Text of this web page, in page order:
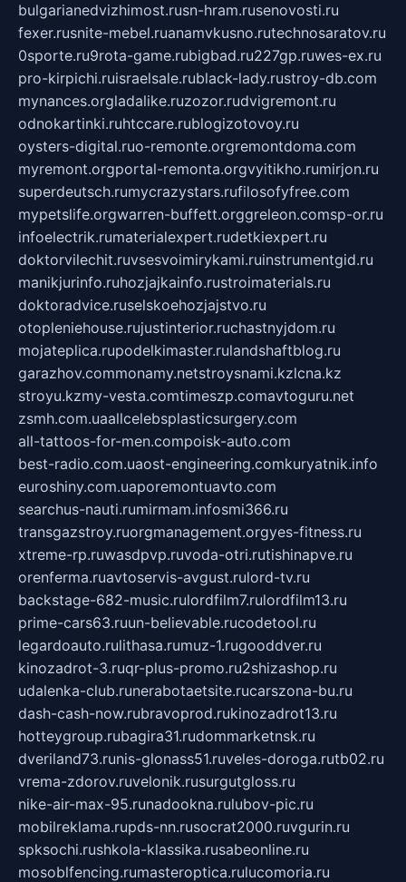
bulgarianedvizhimost.rusn-hram.rusenovosti.ru
fexer.rusnite-mebel.ruanamvkusno.rutechnosaratov.ru
0sporte.ru9rota-game.rubigbad.ru227gp.ruwes-ex.ru
pro-kirpichi.ruisraelsale.rublack-lady.rustroy-db.com
mynances.orgladalike.ruzozor.rudvigremont.ru
odnokartinki.ruhtccare.rublogizotovoy.ru
oysters-digital.ruo-remonte.orgremontdoma.com
myremont.orgportal-remonta.orgvyitikho.rumirjon.ru
superdeutsch.rumycrazystars.rufilosofyfree.com
mypetslife.orgwarren-buffett.orggreleon.comsp-or.ru
infoelectrik.rumaterialexpert.rudetkiexpert.ru
doktorvilechit.ruvsesvoimirykami.ruinstrumentgid.ru
manikjurinfo.ruhozjajkainfo.rustroimaterials.ru
doktoradvice.ruselskoehozjajstvo.ru
otopleniehouse.rujustinterior.ruchastnyjdom.ru
mojateplica.rupodelkimaster.rulandshaftblog.ru
garazhov.commonamy.netstroysnami.kzlcna.kz
stroyu.kzmy-vesta.comtimeszp.comavtoguru.net
zsmh.com.uaallcelebsplasticsurgery.com
all-tattoos-for-men.compoisk-auto.com
best-radio.com.uaost-engineering.comkuryatnik.info
euroshiny.com.uaporemontuavto.com
searchus-nauti.rumirmam.infosmi366.ru
transgazstroy.ruorgmanagement.orgyes-fitness.ru
xtreme-rp.ruwasdpvp.ruvoda-otri.rutishinapve.ru
orenferma.ruavtoservis-avgust.rulord-tv.ru
backstage-682-music.rulordfilm7.rulordfilm13.ru
prime-cars63.ruun-believable.rucodetool.ru
legardoauto.rulithasa.rumuz-1.rugooddver.ru
kinozadrot-3.ruqr-plus-promo.ru2shizashop.ru
udalenka-club.runerabotaetsite.rucarszona-bu.ru
dash-cash-now.rubravoprod.rukinozadrot13.ru
hotteygroup.rubagira31.rudommarketnsk.ru
dveriland73.runis-glonass51.ruveles-doroga.rutb02.ru
vrema-zdorov.ruvelonik.rusurgutgloss.ru
nike-air-max-95.runadookna.rulubov-pic.ru
mobilreklama.rupds-nn.rusocrat2000.ruvgurin.ru
spksochi.rushkola-klassika.rusabeonline.ru
mosoblfencing.rumasteroptica.rulucomoria.ru